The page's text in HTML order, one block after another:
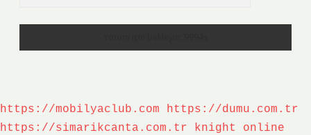
https://mobilyaclub.com
https://dumu.com.tr
https://simarikcanta.com.tr
knight online